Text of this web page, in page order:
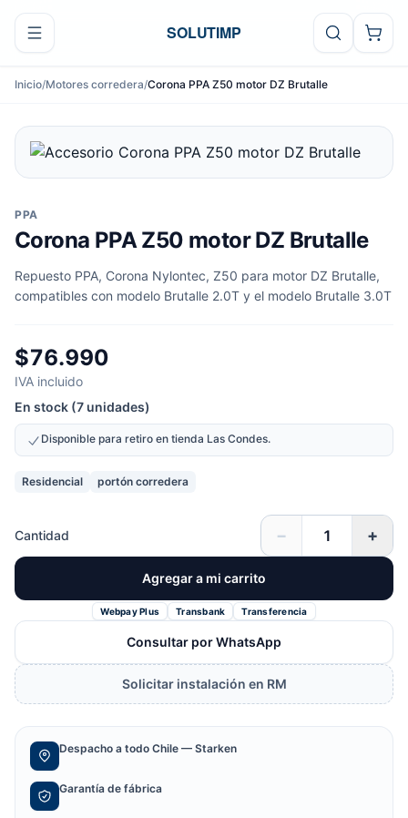
Ir al contenido
SOLUTIMP
Inicio/Motores corredera/Corona PPA Z50 motor DZ Brutalle
PPA
Corona PPA Z50 motor DZ Brutalle
Repuesto PPA, Corona Nylontec, Z50 para motor DZ Brutalle,
compatibles con modelo Brutalle 2.0T y el modelo Brutalle 3.0T
$76.990
IVA incluido
En stock (7 unidades)
Disponible para retiro en tienda Las Condes.
Residencial portón corredera
Cantidad − +
Agregar a mi carrito
Webpay Plus Transbank Transferencia
Consultar por WhatsApp
Solicitar instalación en RM
Despacho a todo Chile — Starken
Garantía de fábrica